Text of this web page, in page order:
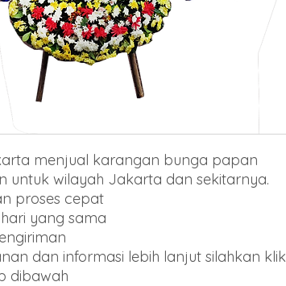
menjual karangan bunga papan
untuk wilayah Jakarta dan sekitarnya.
proses cepat
yang sama
dan informasi lebih lanjut silahkan klik
dibawah